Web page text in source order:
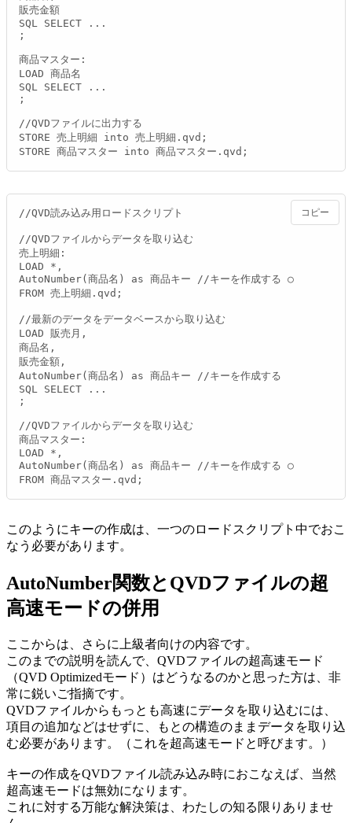
販売金額
SQL SELECT ...
;
商品マスター:
LOAD 商品名
SQL SELECT ...
;
//QVDファイルに出力する
STORE 売上明細 into 売上明細.qvd;
STORE 商品マスター into 商品マスター.qvd;
//QVD読み込み用ロードスクリプト
//QVDファイルからデータを取り込む
売上明細:
LOAD *,
AutoNumber(商品名) as 商品キー //キーを作成する ○
FROM 売上明細.qvd;
//最新のデータをデータベースから取り込む
LOAD 販売月,
商品名,
販売金額,
AutoNumber(商品名) as 商品キー //キーを作成する
SQL SELECT ...
;
//QVDファイルからデータを取り込む
商品マスター:
LOAD *,
AutoNumber(商品名) as 商品キー //キーを作成する ○
FROM 商品マスター.qvd;
コピー
このようにキーの作成は、一つのロードスクリプト中でおこ
なう必要があります。
AutoNumber関数とQVDファイルの超
高速モードの併用
ここからは、さらに上級者向けの内容です。
このまでの説明を読んで、QVDファイルの超高速モード
（QVD Optimizedモード）はどうなるのかと思った方は、非
常に鋭いご指摘です。
QVDファイルからもっとも高速にデータを取り込むには、
項目の追加などはせずに、もとの構造のままデータを取り込
む必要があります。（これを超高速モードと呼びます。）
キーの作成をQVDファイル読み込み時におこなえば、当然
超高速モードは無効になります。
これに対する万能な解決策は、わたしの知る限りありませ